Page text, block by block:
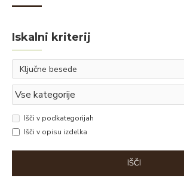
Iskalni kriterij
Išči v podkategorijah
Išči v opisu izdelka
IŠČI